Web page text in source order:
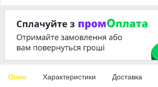
Опис Характеристики Доставка